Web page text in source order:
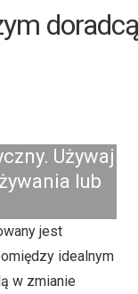
Używaj
lub
jest
idealnym
w zmianie